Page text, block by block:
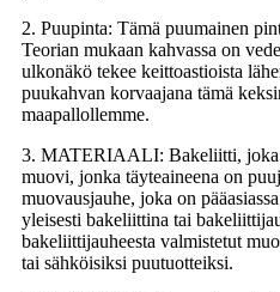
2. Puupinta: Tämä puumainen
Teorian mukaan kahvassa on
ulkonäkö tekee keittoastioista
puukahvan korvaajana tämä
maapallollemme.
3. MATERIAALI: Bakeliitti, joka
muovi, jonka täyteaineena on
muovausjauhe, joka on
yleisesti bakeliittina tai
bakeliittijauheesta valmistetut
tai sähköisiksi puutuotteiksi.